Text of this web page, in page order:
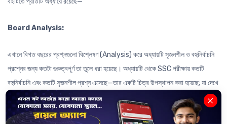
Board Analysis:
এখানে বিগত বছরের প্রশ্নগুলো বিশ্লেষণ (Analysis) করে অধ্যায়টি সৃজনশীল ও বহুনির্বাচনি
প্রশ্নের জন্য কতটা গুরুত্বপূর্ণ তা তুলে ধরা হয়েছে। অধ্যায়টি থেকে SSC পরীক্ষায় কতটি
বহুনির্বাচনি এবং কতটি সৃজনশীল প্রশ্ন এসেছে—তার একটি চিত্র উপস্থাপন করা হয়েছে; যা দেখে
তুমি ধারণা পেতে পারো SSC পরীক্ষায় ওই অধ্যায় থেকে আনুমানিক কতটি MCQ ও CQ আসতে
পারে।